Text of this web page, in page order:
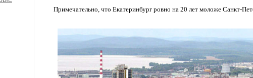
Примечательно, что Екатеринбург ровно на 20 лет моложе Санкт-